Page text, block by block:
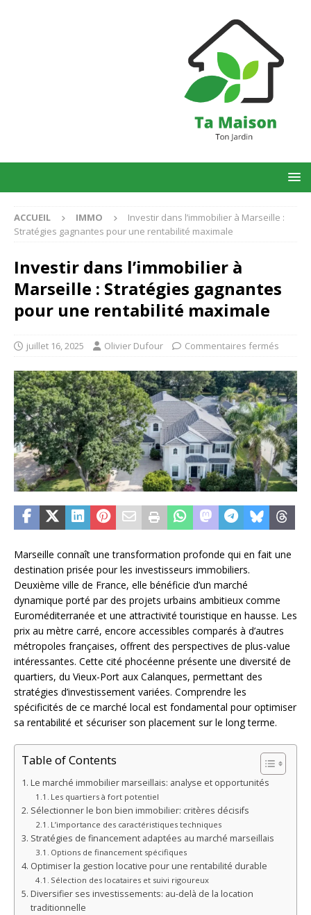
ACCUEIL IMMO
Investir dans l’immobilier à Marseille :
Stratégies gagnantes pour une rentabilité maximale
Investir dans l’immobilier à
Marseille : Stratégies gagnantes
pour une rentabilité maximale
juillet 16, 2025 Olivier Dufour Commentaires fermés
Marseille connaît une transformation profonde qui en fait une
destination prisée pour les investisseurs immobiliers.
Deuxième ville de France, elle bénéficie d’un marché
dynamique porté par des projets urbains ambitieux comme
Euroméditerranée et une attractivité touristique en hausse. Les
prix au mètre carré, encore accessibles comparés à d’autres
métropoles françaises, offrent des perspectives de plus-value
intéressantes. Cette cité phocéenne présente une diversité de
quartiers, du Vieux-Port aux Calanques, permettant des
stratégies d’investissement variées. Comprendre les
spécificités de ce marché local est fondamental pour optimiser
sa rentabilité et sécuriser son placement sur le long terme.
Table of Contents
Le marché immobilier marseillais: analyse et opportunités
Les quartiers à fort potentiel
Sélectionner le bon bien immobilier: critères décisifs
L’importance des caractéristiques techniques
Stratégies de financement adaptées au marché marseillais
Options de financement spécifiques
Optimiser la gestion locative pour une rentabilité durable
Sélection des locataires et suivi rigoureux
Diversifier ses investissements: au-delà de la location
traditionnelle